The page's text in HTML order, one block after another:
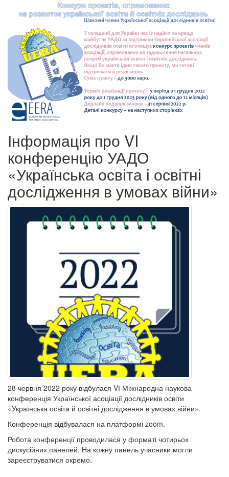
Інформація про VI
конференцію УАДО
«Українська освіта і освітні
дослідження в умовах війни»
28 червня 2022 року відбулася VІ Міжнародна наукова
конференція Української асоціації дослідників освіти
«Українська освіта й освітні дослідження в умовах війни».
Конференція відбувалася на платформі zoom.
Робота конференції проводилася у форматі чотирьох
дискусійних панелей. На кожну панель учасники могли
зареєструватися окремо.